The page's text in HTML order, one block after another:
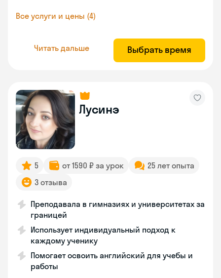
Все услуги и цены (4)
Читать дальше Выбрать время
Лусинэ
5 от 1590 ₽ за урок
25 лет опыта
3 отзыва
Преподавала в гимназиях и университетах за
границей
Использует индивидуальный подход к
каждому ученику
Помогает освоить английский для учебы и
работы